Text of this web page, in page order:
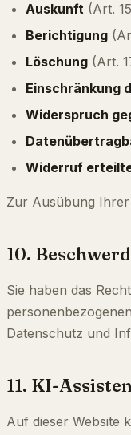
Auskunft (Art.
Berichtigung
Löschung (Art.
Einschränkung
Widerspruch
Widerruf
Zur Ausübung
10.
Sie haben das
Datenschutz und
11. KI-
Auf dieser Website